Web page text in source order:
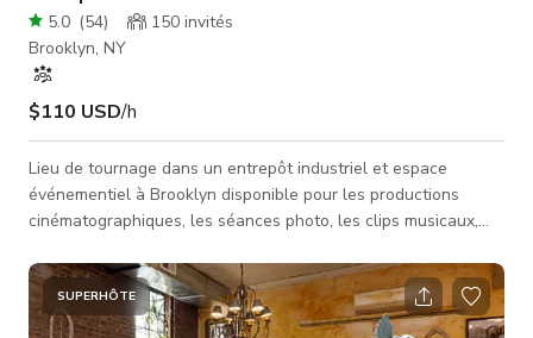
5.0 (54) 150 invités
Brooklyn, NY
$110 USD/h
Lieu de tournage dans un entrepôt industriel et espace
événementiel à Brooklyn disponible pour les productions
cinématographiques, les séances photo, les clips musicaux,
direct. Cet entrepôt prêt pour la production de 4 300 pieds
carrés dispose de murs en briques apparentes, de colonnes
en acier, de hauts plafonds, d'espaces de scène flexibles et
SUPERHÔTE